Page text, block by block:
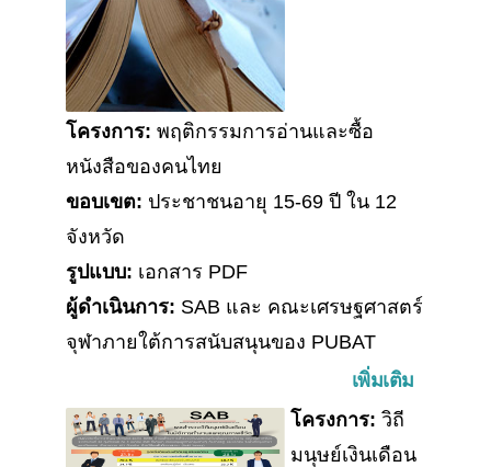
โครงการ: พฤติกรรมการอ่านและซื้อ
หนังสือของคนไทย
ขอบเขต: ประชาชนอายุ 15-69 ปี ใน 12
จังหวัด
รูปแบบ: เอกสาร PDF
ผู้ดำเนินการ: SAB และ คณะเศรษฐศาสตร์
จุฬาภายใต้การสนับสนุนของ PUBAT
เพิ่มเติม
โครงการ: วิถี
มนุษย์เงินเดือน